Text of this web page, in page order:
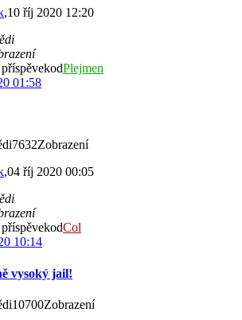
,10 říj 2020 12:20
Plejmen
01:58
,04 říj 2020 00:05
Col
10:14
vysoký jail!